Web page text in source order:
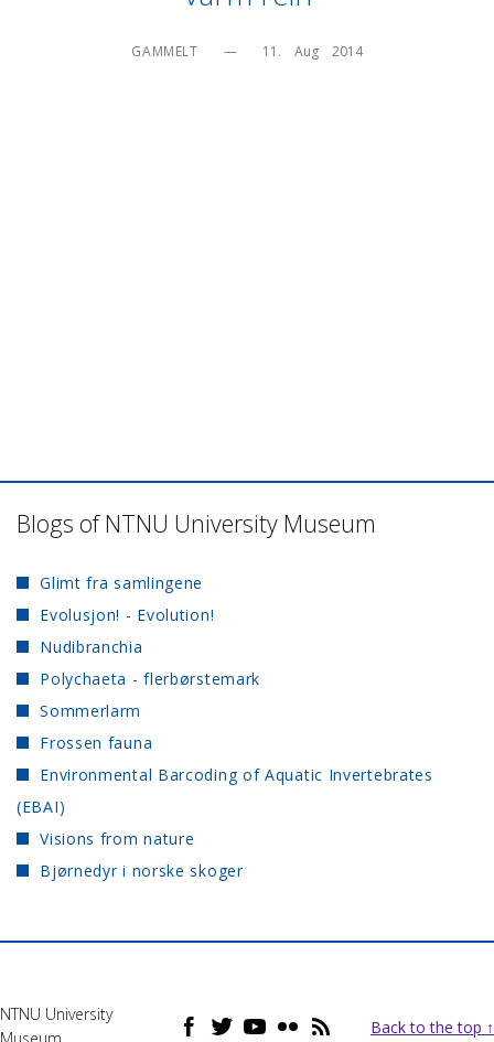
GAMMELT — 11.    Aug    2014
Blogs of NTNU University Museum
Glimt fra samlingene
Evolusjon! - Evolution!
Nudibranchia
Polychaeta - flerbørstemark
Sommerlarm
Frossen fauna
Environmental Barcoding of Aquatic Invertebrates
(EBAI)
Visions from nature
Bjørnedyr i norske skoger
NTNU University
Back to the top ↑